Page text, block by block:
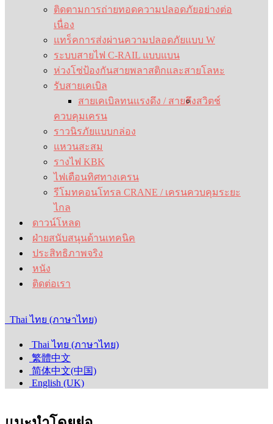
ติดตามการถ่ายทอดความปลอดภัยอย่างต่อ
เนื่อง
แทร็คการส่งผ่านความปลอดภัยแบบ W
ระบบสายไฟ C-RAIL แบบแบน
ห่วงโซ่ป้องกันสายพลาสติกและสายโลหะ
รับสายเคเบิล
สายเคเบิลทนแรงดึง / สายดึงสวิตช์
ควบคุมเครน
ราวนิรภัยแบบกล่อง
แหวนสะสม
รางไฟ KBK
ไฟเตือนทิศทางเครน
รีโมทคอนโทรล CRANE / เครนควบคุมระยะ
ไกล
ดาวน์โหลด
ฝ่ายสนับสนุนด้านเทคนิค
ประสิทธิภาพจริง
หนัง
ติดต่อเรา
Thai ไทย (ภาษาไทย)
Thai ไทย (ภาษาไทย)
繁體中文
简体中文(中国)
English (UK)